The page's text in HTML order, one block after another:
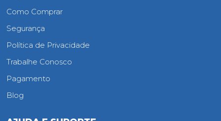
Como Comprar
Segurança
Política de Privacidade
Trabalhe Conosco
Pagamento
Blog